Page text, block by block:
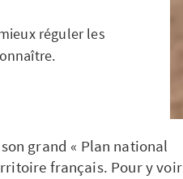
réguler les
grand « Plan national
français. Pour y voir